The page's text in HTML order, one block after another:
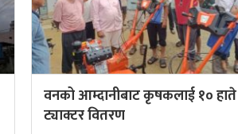
वनको आम्दानीबाट कृषकलाई १० हाते
ट्याक्टर वितरण